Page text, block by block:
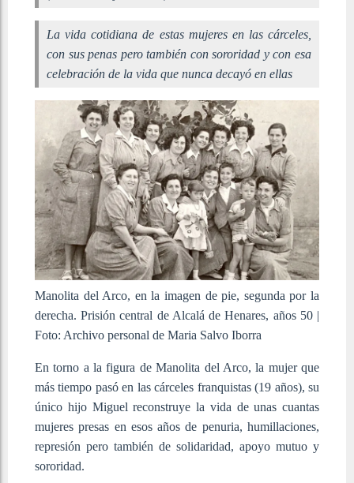
La vida cotidiana de estas mujeres en las cárceles,
con sus penas pero también con sororidad y con esa
celebración de la vida que nunca decayó en ellas
Manolita del Arco, en la imagen de pie, segunda por la
derecha. Prisión central de Alcalá de Henares, años 50 |
Foto: Archivo personal de Maria Salvo Iborra
En torno a la figura de Manolita del Arco, la mujer que
más tiempo pasó en las cárceles franquistas (19 años), su
único hijo Miguel reconstruye la vida de unas cuantas
mujeres presas en esos años de penuria, humillaciones,
represión pero también de solidaridad, apoyo mutuo y
sororidad.